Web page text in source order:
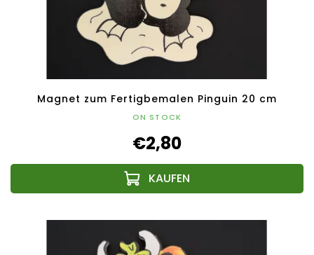
Magnet zum Fertigbemalen Pinguin 20 cm
ON STOCK
€2,80